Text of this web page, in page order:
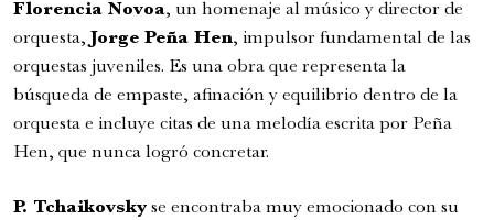
Florencia Novoa, un homenaje al músico y director de
orquesta, Jorge Peña Hen, impulsor fundamental de las
orquestas juveniles. Es una obra que representa la
búsqueda de empaste, afinación y equilibrio dentro de la
orquesta e incluye citas de una melodía escrita por Peña
Hen, que nunca logró concretar.
P. Tchaikovsky se encontraba muy emocionado con su